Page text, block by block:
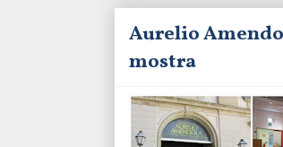
Aurelio
mostra